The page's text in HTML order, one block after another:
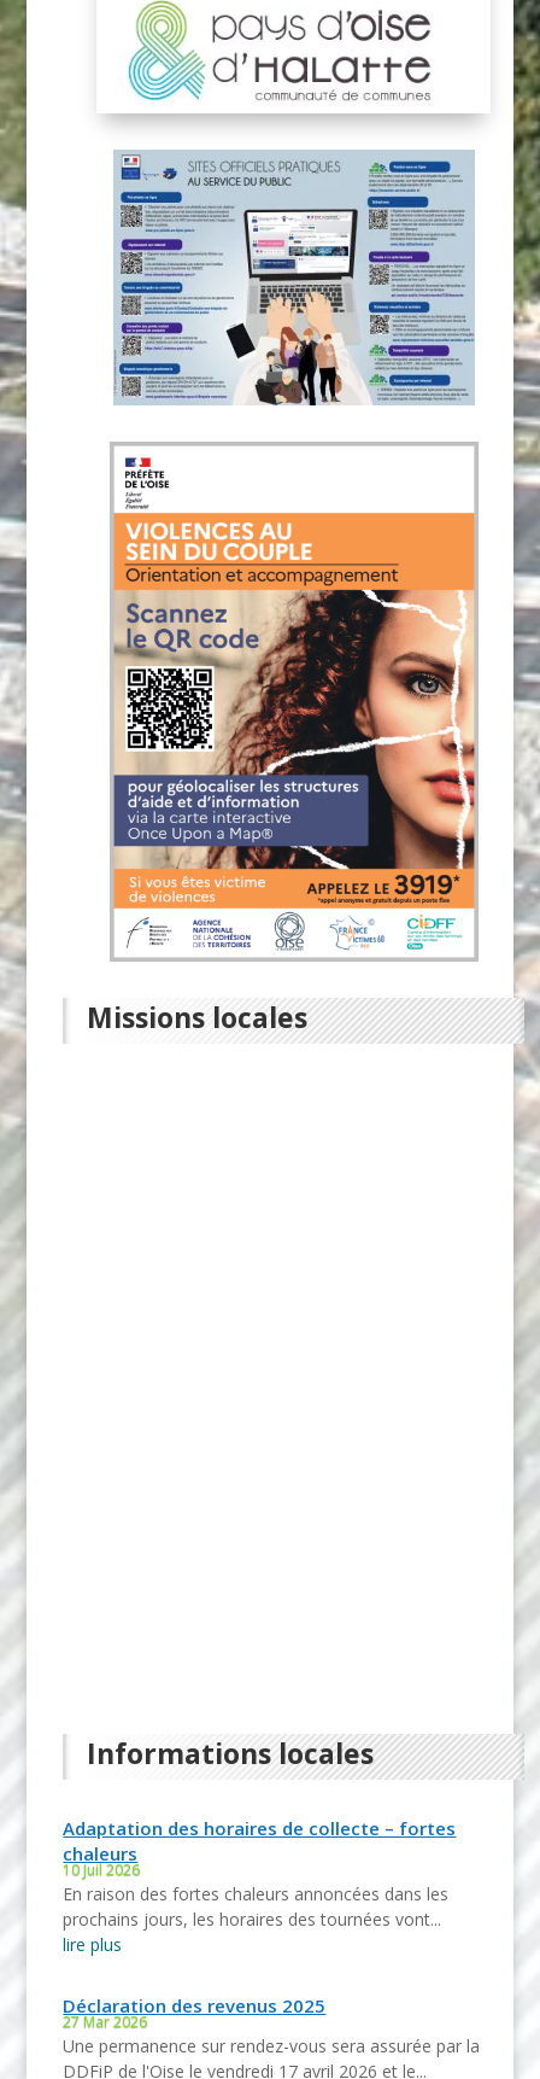
Missions locales
Informations locales
Adaptation des horaires de collecte – fortes
chaleurs
10 Juil 2026
En raison des fortes chaleurs annoncées dans les
prochains jours, les horaires des tournées vont...
lire plus
Déclaration des revenus 2025
27 Mar 2026
Une permanence sur rendez-vous sera assurée par la
DDFiP de l'Oise le vendredi 17 avril 2026 et le...